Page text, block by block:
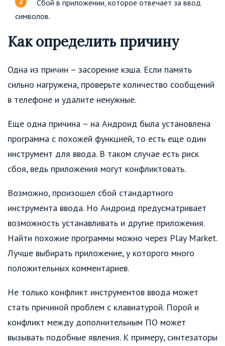
Сбой в приложении, которое отвечает за ввод
символов.
Как определить причину
Одна из причин – засорение кэша. Если память
сильно нагружена, проверьте количество сообщений
в телефоне и удалите ненужные.
Еще одна причина – на Андроид была установлена
программа с похожей функцией, то есть еще один
инструмент для ввода. В таком случае есть риск
сбоя, ведь приложения могут конфликтовать.
Возможно, произошел сбой стандартного
инструмента ввода. Но Андроид предусматривает
возможность устанавливать и другие приложения.
Найти похожие программы можно через Play Market.
Лучше выбирать приложение, у которого много
положительных комментариев.
Не только конфликт инструментов ввода может
стать причиной проблем с клавиатурой. Порой и
конфликт между дополнительным ПО может
вызывать подобные явления. К примеру, синтезаторы